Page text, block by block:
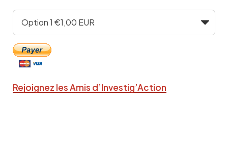
Rejoignez les Amis d’Investig’Action